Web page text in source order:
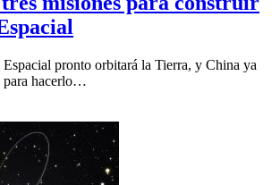
pronto orbitará la Tierra, y China ya
para hacerlo…